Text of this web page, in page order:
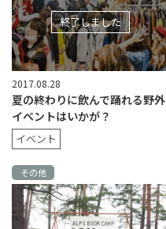
終了しました
2017.08.28
夏の終わりに飲んで踊れる野外
イベントはいかが？
イベント
その他